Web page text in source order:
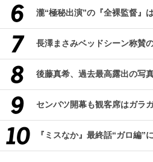
瀧“極秘出演”の『全裸監督』
長澤まさみベッドシーン称賛
後藤真希、過去最高露出の写
センバツ開幕も観客席はガラ
『ミスなか』最終話“ガロ編”